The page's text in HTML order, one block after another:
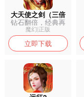
大天使之剑（三倍
版）
钻石翻倍，经典再
现，带你重温...
魔幻|正版
立即下载